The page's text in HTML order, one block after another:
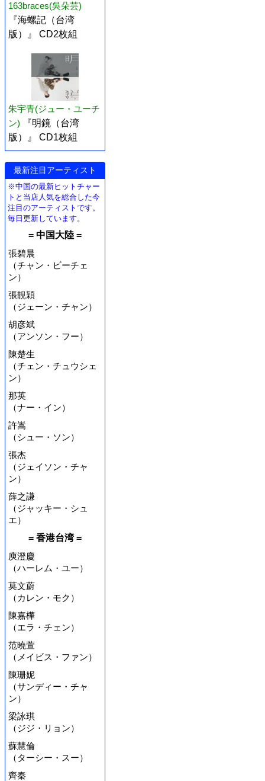
163braces(吳朵芸)
『海螺記（台湾
版）』 CD2枚組
朱宇青(ジュー・ユーチ
ン)
『明鏡（台湾
版）』 CD1枚組
最新注目アーティスト
※中国の最新ヒットチャー
トと当店人気を総合した今
注目のアーティストです。
毎日更新しています。
= 中国大陸 =
張碧晨
（チャン・ビーチェ
ン）
張靚穎
（ジェーン・チャン）
胡彦斌
（アンソン・フー）
陳楚生
（チェン・チュウシェ
ン）
那英
（ナー・イン）
許嵩
（シュー・ソン）
張杰
（ジェイソン・チャ
ン）
薛之謙
（ジャッキー・シュ
エ）
= 香港台湾 =
庾澄慶
（ハーレム・ユー）
莫文蔚
（カレン・モク）
陳嘉樺
（エラ・チェン）
范曉萱
（メイビス・ファン）
陳珊妮
（サンディー・チャ
ン）
梁詠琪
（ジジ・リョン）
蘇慧倫
（ターシー・スー）
齊秦